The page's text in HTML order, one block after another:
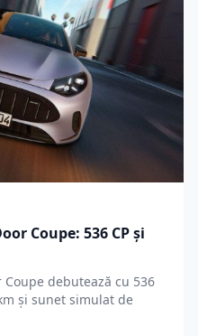
Coupe: 536 CP și
Coupe debutează cu 536
și sunet simulat de